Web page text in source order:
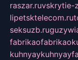
raszar.ruvskrytie-
lipetsktelecom.ru
seksuzb.ru